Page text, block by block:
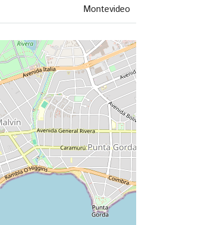
Montevideo